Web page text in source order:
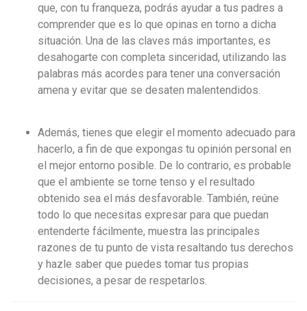
que, con tu franqueza, podrás ayudar a tus padres a
comprender que es lo que opinas en torno a dicha
situación. Una de las claves más importantes, es
desahogarte con completa sinceridad, utilizando las
palabras más acordes para tener una conversación
amena y evitar que se desaten malentendidos.
Además, tienes que elegir el momento adecuado para
hacerlo, a fin de que expongas tu opinión personal en
el mejor entorno posible. De lo contrario, es probable
que el ambiente se torne tenso y el resultado
obtenido sea el más desfavorable. También, reúne
todo lo que necesitas expresar para que puedan
entenderte fácilmente, muestra las principales
razones de tu punto de vista resaltando tus derechos
y hazle saber que puedes tomar tus propias
decisiones, a pesar de respetarlos.